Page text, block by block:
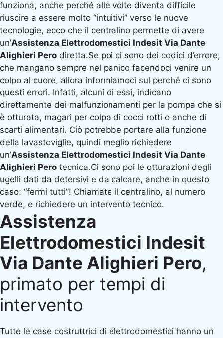
funziona, anche perché alle volte diventa difficile
riuscire a essere molto “intuitivi” verso le nuove
tecnologie, ecco che il centralino permette di avere
un’Assistenza Elettrodomestici Indesit Via Dante
Alighieri Pero diretta.Se poi ci sono dei codici d’errore,
che mangano sempre nel panico facendoci venire un
colpo al cuore, allora informiamoci sul perché ci sono
questi errori. Infatti, alcuni di essi, indicano
direttamente dei malfunzionamenti per la pompa che si
è otturata, magari per colpa di cocci rotti o anche di
scarti alimentari. Ciò potrebbe portare alla funzione
della lavastoviglie, quindi meglio richiedere
un’Assistenza Elettrodomestici Indesit Via Dante
Alighieri Pero tecnica.Ci sono poi le otturazioni degli
ugelli dati da detersivi e da calcare, anche in questo
caso: “fermi tutti”! Chiamate il centralino, al numero
verde, e richiedere un intervento tecnico.
Assistenza
Elettrodomestici Indesit
Via Dante Alighieri Pero,
primato per tempi di
intervento
Tutte le case costruttrici di elettrodomestici hanno un